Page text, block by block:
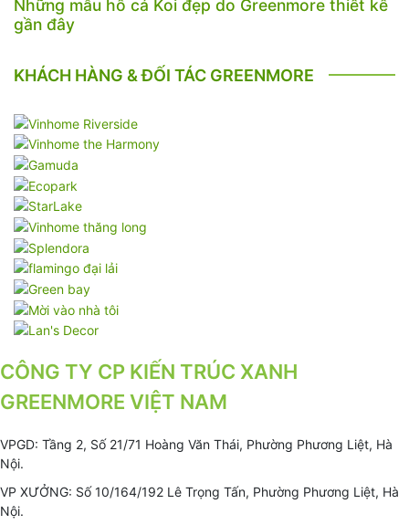
Những mẫu hồ cá Koi đẹp do Greenmore thiết kế
gần đây
KHÁCH HÀNG & ĐỐI TÁC GREENMORE
CÔNG TY CP KIẾN TRÚC XANH
GREENMORE VIỆT NAM
VPGD: Tầng 2, Số 21/71 Hoàng Văn Thái, Phường Phương Liệt, Hà
Nội.
VP XƯỞNG: Số 10/164/192 Lê Trọng Tấn, Phường Phương Liệt, Hà
Nội.